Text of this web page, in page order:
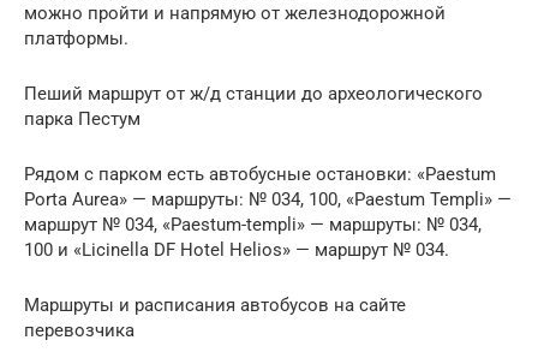
можно пройти и напрямую от железнодорожной
платформы.
Пеший маршрут от ж/д станции до археологического
парка Пестум
Рядом с парком есть автобусные остановки: «Paestum
Porta Aurea» — маршруты: № 034, 100, «Paestum Templi» —
маршрут № 034, «Paestum-templi» — маршруты: № 034,
100 и «Licinella DF Hotel Helios» — маршрут № 034.
Маршруты и расписания автобусов на сайте
перевозчика